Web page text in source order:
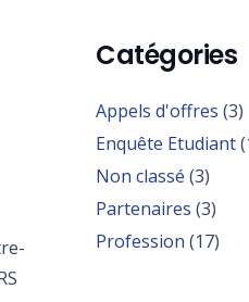
Catégories
Appels d'offres (3)
Enquête Etudiant
Non classé (3)
Partenaires (3)
Profession (17)